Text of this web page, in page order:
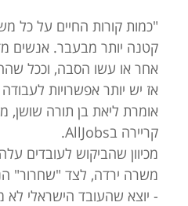
"כמות קורות החיים על כל
קטנה יותר מבעבר. אנשים
אחר או עשו הסבה, וככל
אז יש יותר אפשרויות
אומרת ליאת בן תורה שושן,
קריירה בAllJobs.
מכיוון שהביקוש לעובדים
משרה ירדה, לצד "שחרור"
- יוצא שהעובד הישראלי לא